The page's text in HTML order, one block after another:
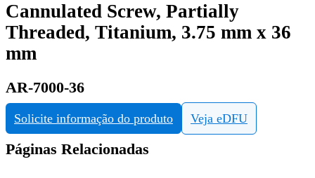
Cannulated Screw, Partially
Threaded, Titanium, 3.75 mm x 36
mm
AR-7000-36
Solicite informação do produto Veja eDFU
Páginas Relacionadas